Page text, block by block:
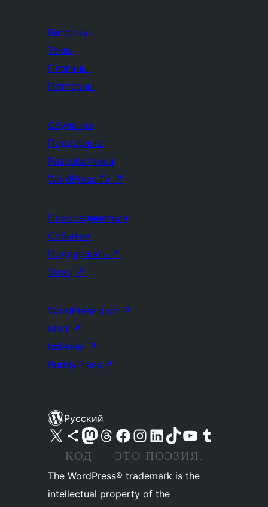
Витрина
Темы
Плагины
Паттерны
Обучение
Поддержка
Разработчики
WordPress.TV ↗
Присоединиться
События
Поддержать ↗
Swag ↗
WordPress.com ↗
Matt ↗
bbPress ↗
BuddyPress ↗
Русский
Посетите нас в X (ранее Twitter)
Посетите нашу учётную запись в Bluesky
Посетите нашу ленту в Mastodon
Посетите нашу учётную запись в Threads
Посетите нашу страницу на Facebook
Посетите наш Instagram
Посетите нашу страницу в LinkedIn
Посетите нашу учётную запись в TikTok
Посетите наш канал YouTube
Посетите нашу учётную запись в Tumblr
КОД — ЭТО ПОЭЗИЯ.
The WordPress® trademark is the
intellectual property of the